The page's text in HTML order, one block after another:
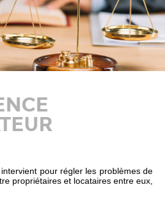
pour régler les problèmes de
propriétaires et locataires entre eux,